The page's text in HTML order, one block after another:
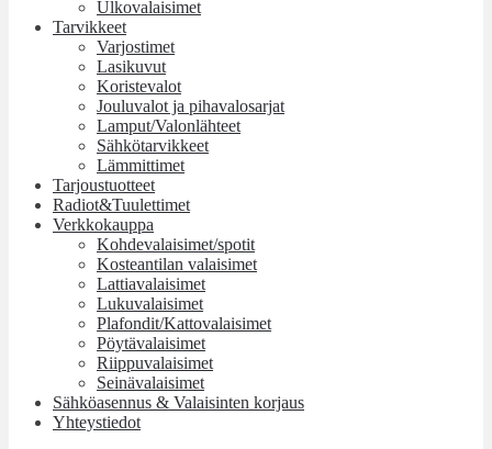
Ulkovalaisimet
Tarvikkeet
Varjostimet
Lasikuvut
Koristevalot
Jouluvalot ja pihavalosarjat
Lamput/Valonlähteet
Sähkötarvikkeet
Lämmittimet
Tarjoustuotteet
Radiot&Tuulettimet
Verkkokauppa
Kohdevalaisimet/spotit
Kosteantilan valaisimet
Lattiavalaisimet
Lukuvalaisimet
Plafondit/Kattovalaisimet
Pöytävalaisimet
Riippuvalaisimet
Seinävalaisimet
Sähköasennus & Valaisinten korjaus
Yhteystiedot